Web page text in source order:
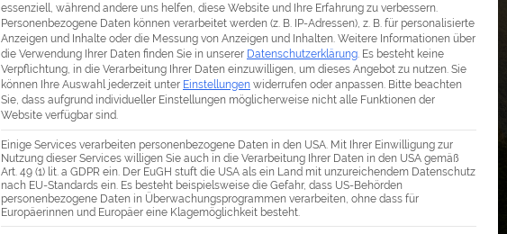
essenziell, während andere uns helfen, diese Website und Ihre Erfahrung zu verbessern.
Personenbezogene Daten können verarbeitet werden (z. B. IP-Adressen), z. B. für personalisierte
Anzeigen und Inhalte oder die Messung von Anzeigen und Inhalten. Weitere Informationen über
die Verwendung Ihrer Daten finden Sie in unserer Datenschutzerklärung. Es besteht keine
Verpflichtung, in die Verarbeitung Ihrer Daten einzuwilligen, um dieses Angebot zu nutzen. Sie
können Ihre Auswahl jederzeit unter Einstellungen widerrufen oder anpassen. Bitte beachten
Sie, dass aufgrund individueller Einstellungen möglicherweise nicht alle Funktionen der
Website verfügbar sind.
Einige Services verarbeiten personenbezogene Daten in den USA. Mit Ihrer Einwilligung zur
Nutzung dieser Services willigen Sie auch in die Verarbeitung Ihrer Daten in den USA gemäß
Art. 49 (1) lit. a GDPR ein. Der EuGH stuft die USA als ein Land mit unzureichendem Datenschutz
nach EU-Standards ein. Es besteht beispielsweise die Gefahr, dass US-Behörden
personenbezogene Daten in Überwachungsprogrammen verarbeiten, ohne dass für
Europäerinnen und Europäer eine Klagemöglichkeit besteht.